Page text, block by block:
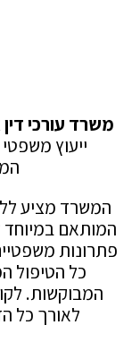
משרד עורכי
ייעוץ
המשרד מציע
פתרונות
כל הטיפול
המבוקשות.
לאורך כל